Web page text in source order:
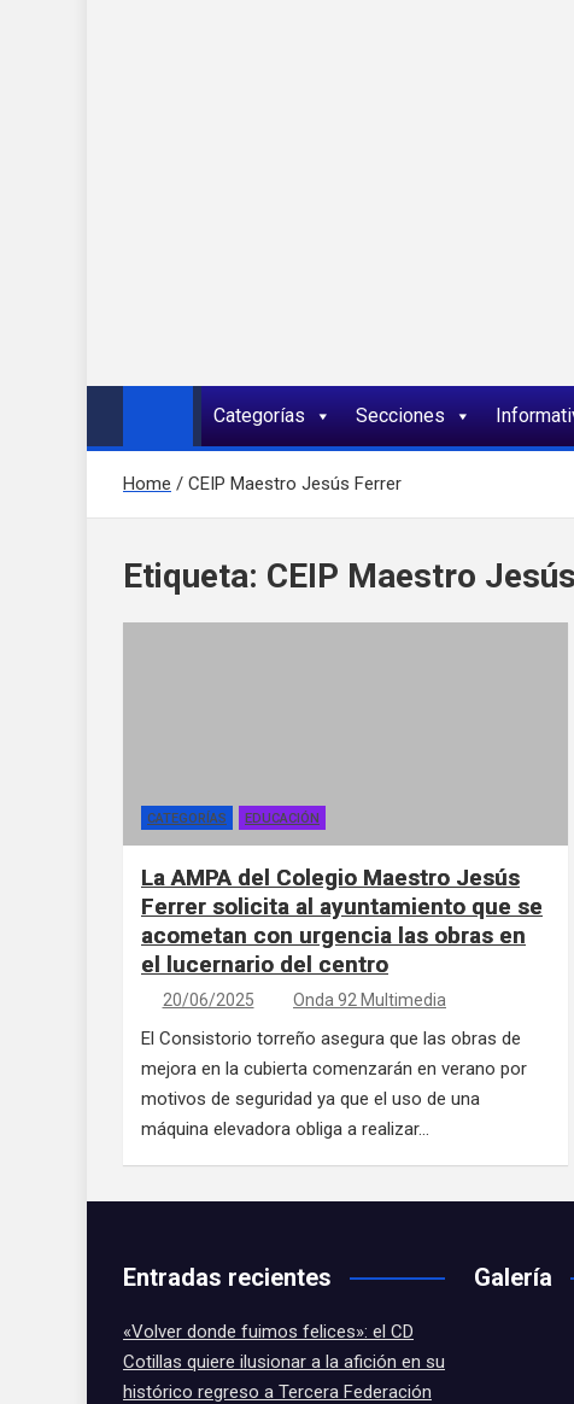
Categorías Secciones
Home CEIP Maestro Jesús Ferrer
Etiqueta: CEIP Maestro
CATEGORÍAS EDUCACIÓN
La AMPA del Colegio Maestro Jesús
Ferrer solicita al ayuntamiento que se
acometan con urgencia las obras en
el lucernario del centro
20/06/2025 Onda 92 Multimedia
El Consistorio torreño asegura que las obras de
mejora en la cubierta comenzarán en verano por
motivos de seguridad ya que el uso de una
máquina elevadora obliga a realizar…
Entradas recientes
«Volver donde fuimos felices»: el CD
Cotillas quiere ilusionar a la afición en su
histórico regreso a Tercera Federación
Galería